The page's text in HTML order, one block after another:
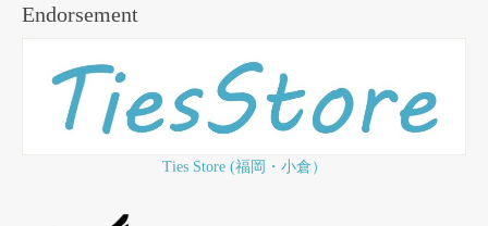
Endorsement
Ties Store (福岡・小倉）